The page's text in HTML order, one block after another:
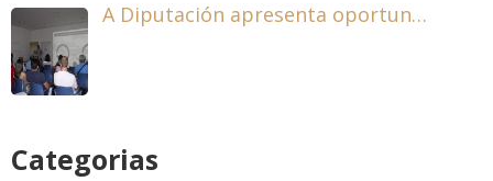
A Diputación apresenta oportun…
Categorias